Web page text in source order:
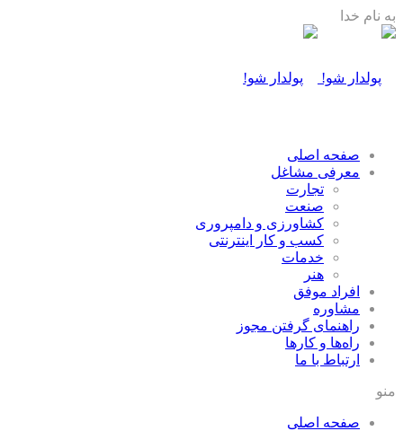
به نام خدا
صفحه اصلی
معرفی مشاغل
تجارت
صنعت
كشاورزی و دامپروری
كسب و كار اينترنتی
خدمات
هنر
افراد موفق
مشاوره
راهنمای گرفتن مجوز
راه‌ها و كارها
ارتباط با ما
منو
صفحه اصلی